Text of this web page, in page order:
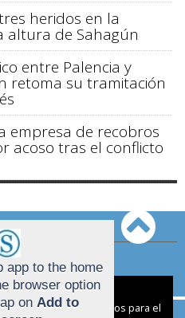
heridos en la
altura de Sahagún
entre Palencia y
retoma su tramitación
empresa de recobros
acoso tras el conflicto
TÉRMINOS DE USO
Uso de cookies:
nuestras y de terceros para el
app to the home
browser option
on Add to